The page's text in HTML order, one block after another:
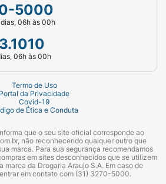
5000
06h às 00h
06h às 00h
Termo de Uso
Portal da Privacidade
Covid-19
de Ética e Conduta
que o seu site oficial corresponde ao
não reconhecendo qualquer outro que
marca. Para sua segurança recomendamos
em sites desconhecidos que se utilizem
marca da Drogaria Araujo S.A. Em caso de
em contato com (31) 3270-5000.